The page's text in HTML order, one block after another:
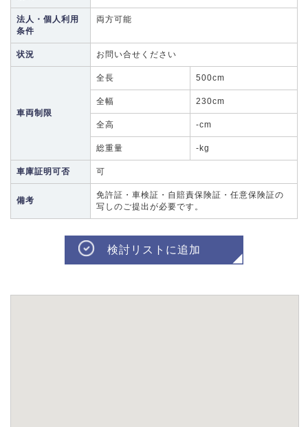
法人・個人利用
条件
両方可能
状況 お問い合せください
車両制限
全長 500cm
全幅 230cm
全高 -cm
総重量 -kg
車庫証明可否 可
備考
免許証・車検証・自賠責保険証・任意保険証の
写しのご提出が必要です。
検討リストに追加